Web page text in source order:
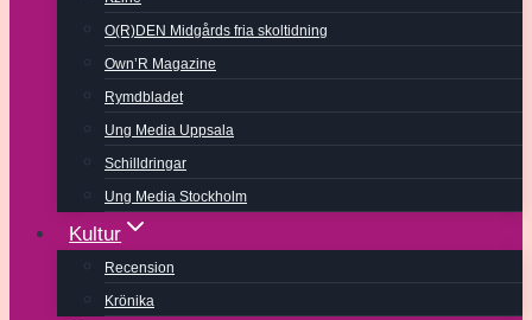
O(R)DEN Midgårds fria skoltidning
Own’R Magazine
Rymdbladet
Ung Media Uppsala
Schilldringar
Ung Media Stockholm
Kultur
Recension
Krönika